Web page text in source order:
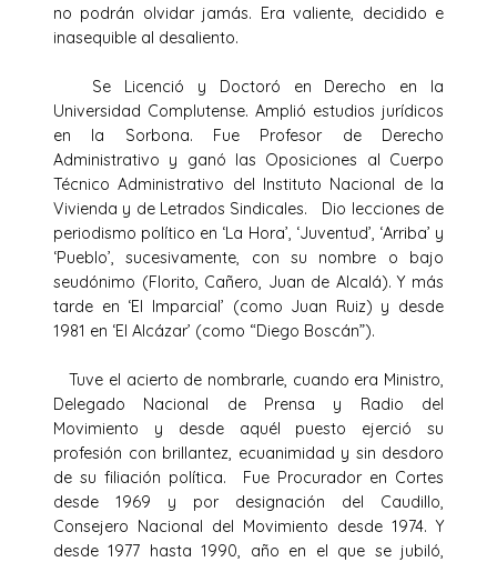
no podrán olvidar jamás. Era valiente, decidido e
inasequible al desaliento.
Se Licenció y Doctoró en Derecho en la
Universidad Complutense. Amplió estudios jurídicos
en la Sorbona. Fue Profesor de Derecho
Administrativo y ganó las Oposiciones al Cuerpo
Técnico Administrativo del Instituto Nacional de la
Vivienda y de Letrados Sindicales. Dio lecciones de
periodismo político en ‘La Hora’, ‘Juventud’, ‘Arriba’ y
‘Pueblo’, sucesivamente, con su nombre o bajo
seudónimo (Florito, Cañero, Juan de Alcalá). Y más
tarde en ‘El Imparcial’ (como Juan Ruiz) y desde
1981 en ‘El Alcázar’ (como “Diego Boscán”).
Tuve el acierto de nombrarle, cuando era Ministro,
Delegado Nacional de Prensa y Radio del
Movimiento y desde aquél puesto ejerció su
profesión con brillantez, ecuanimidad y sin desdoro
de su filiación política. Fue Procurador en Cortes
desde 1969 y por designación del Caudillo,
Consejero Nacional del Movimiento desde 1974. Y
desde 1977 hasta 1990, año en el que se jubiló,